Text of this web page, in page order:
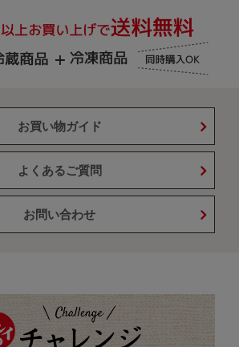
お買い物ガイド
よくあるご質問
お問い合わせ